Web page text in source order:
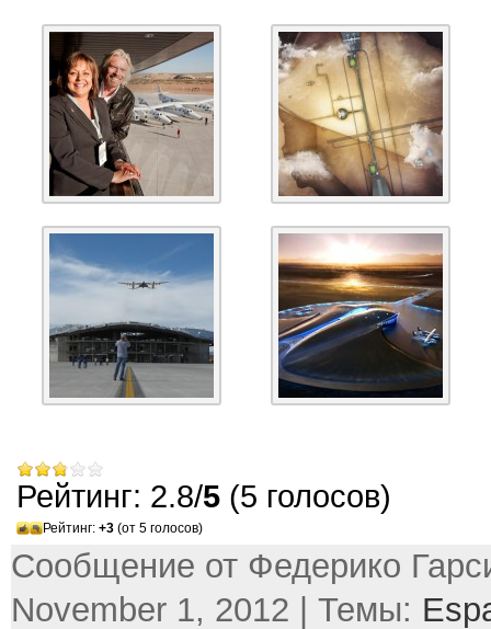
Рейтинг: 2.8/5 (5 голосов)
Рейтинг: +3 (от 5 голосов)
Сообщение от Федерико
November 1, 2012 | Темы: